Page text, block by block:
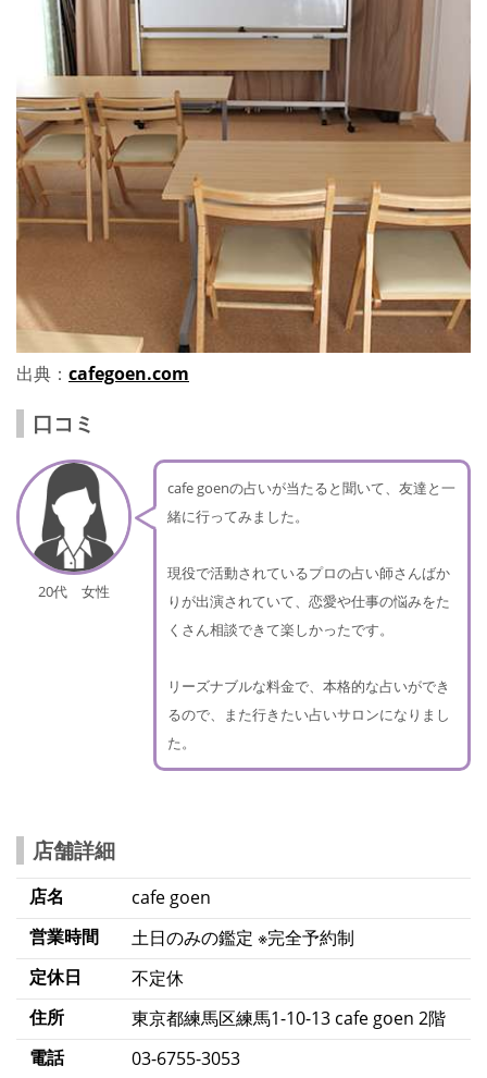
出典： cafegoen.com
口コミ
20代 女性
cafe goenの占いが当たると聞いて、友達と一
緒に行ってみました。
現役で活動されているプロの占い師さんばか
りが出演されていて、恋愛や仕事の悩みをた
くさん相談できて楽しかったです。
リーズナブルな料金で、本格的な占いができ
るので、また行きたい占いサロンになりまし
た。
店舗詳細
店名
cafe goen
営業時間
土日のみの鑑定 ※完全予約制
定休日
不定休
住所
東京都練馬区練馬1-10-13 cafe goen 2階
電話
03-6755-3053